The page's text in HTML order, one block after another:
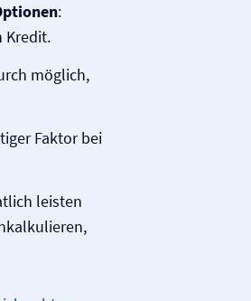
:
Kredit.
möglich,
Faktor bei
leisten